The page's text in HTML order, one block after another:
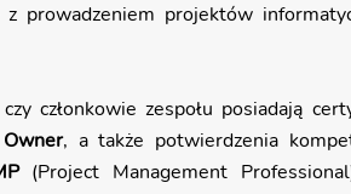
prowadzeniem projektów
członkowie zespołu posiadają
, a także potwierdzenia
(Project Management